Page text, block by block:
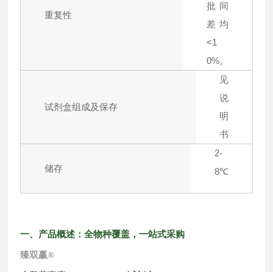
重复性
批间
差均
<1
0%。
试剂盒组成及保存
见
说
明
书
储存
2-
8℃
一、产品概述：全物种覆盖，一站式采购
臻双赢®